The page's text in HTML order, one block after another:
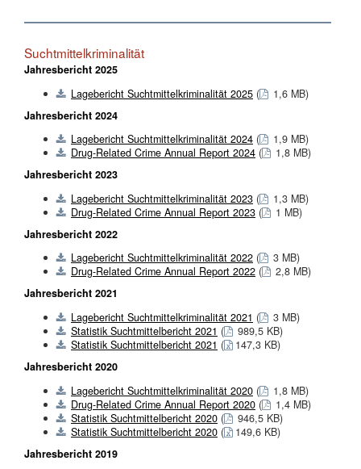
Suchtmittelkriminalität
Jahresbericht 2025
Lagebericht Suchtmittelkriminalität 2025 (
1,6 MB)
Jahresbericht 2024
Lagebericht Suchtmittelkriminalität 2024 (
1,9 MB)
Drug-Related Crime Annual Report 2024 (
1,8 MB)
Jahresbericht 2023
Lagebericht Suchtmittelkriminalität 2023 (
1,3 MB)
Drug-Related Crime Annual Report 2023 (
1 MB)
Jahresbericht 2022
Lagebericht Suchtmittelkriminalität 2022 (
3 MB)
Drug-Related Crime Annual Report 2022 (
2,8 MB)
Jahresbericht 2021
Lagebericht Suchtmittelkriminalität 2021 (
3 MB)
Statistik Suchtmittelbericht 2021 (
989,5 KB)
Statistik Suchtmittelbericht 2021 (
147,3 KB)
Jahresbericht 2020
Lagebericht Suchtmittelkriminalität 2020 (
1,8 MB)
Drug-Related Crime Annual Report 2020 (
1,4 MB)
Statistik Suchtmittelbericht 2020 (
946,5 KB)
Statistik Suchtmittelbericht 2020 (
149,6 KB)
Jahresbericht 2019